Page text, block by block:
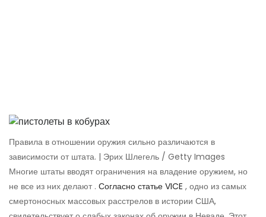
Правила в отношении оружия сильно различаются в
зависимости от штата. | Эрих Шлегель / Getty Images
Многие штаты вводят ограничения на владение оружием, но
не все из них делают . Согласно статье VICE , одно из самых
смертоносных массовых расстрелов в истории США,